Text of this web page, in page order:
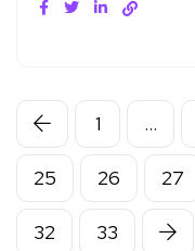
1 …
25 26 27
32 33